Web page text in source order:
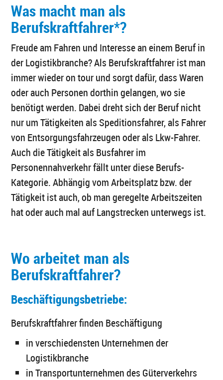
Was macht man als
Berufskraftfahrer*?
Freude am Fahren und Interesse an einem Beruf in
der Logistikbranche? Als Berufskraftfahrer ist man
immer wieder on tour und sorgt dafür, dass Waren
oder auch Personen dorthin gelangen, wo sie
benötigt werden. Dabei dreht sich der Beruf nicht
nur um Tätigkeiten als Speditionsfahrer, als Fahrer
von Entsorgungsfahrzeugen oder als Lkw-Fahrer.
Auch die Tätigkeit als Busfahrer im
Personennahverkehr fällt unter diese Berufs-
Kategorie. Abhängig vom Arbeitsplatz bzw. der
Tätigkeit ist auch, ob man geregelte Arbeitszeiten
hat oder auch mal auf Langstrecken unterwegs ist.
Wo arbeitet man als
Berufskraftfahrer?
Beschäftigungsbetriebe:
Berufskraftfahrer finden Beschäftigung
in verschiedensten Unternehmen der
Logistikbranche
in Transportunternehmen des Güterverkehrs